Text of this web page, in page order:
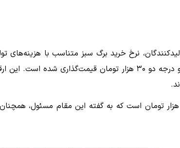
نرخ خرید برگ سبز متناسب با هزینه‌های
تعیین شده است؛ به‌طوری که هر کیلو برگ سبز درجه یک ۴۲ هزار تومان و درجه دو ۳۰ هزار تومان قیمت‌گذاری شده است.
بر این اساس، قیمت هر کیلو چای خشک ایرانی در بازار بین ۳۰۰ تا ۷۰۰ هزار تومان است که به گفته این مقام مسئول،